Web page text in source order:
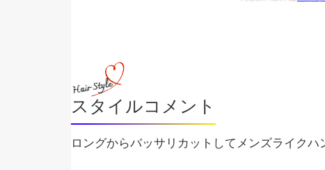
スタイルコメント
ロングからバッサリカットしてメンズライクハ